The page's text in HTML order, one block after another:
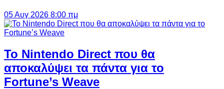
05 Αυγ 2026 8:00 πμ
Το Nintendo Direct που θα
αποκαλύψει τα πάντα για το
Fortune’s Weave